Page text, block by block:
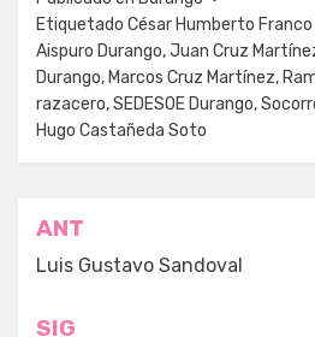
Etiquetado César Humberto Franco
Aispuro Durango,Juan Cruz
Durango,Marcos Cruz Martínez,
razacero,SEDESOE Durango,
Hugo Castañeda Soto
Navegación
de
entradas
ANT
Luis Gustavo Sandoval
SIG